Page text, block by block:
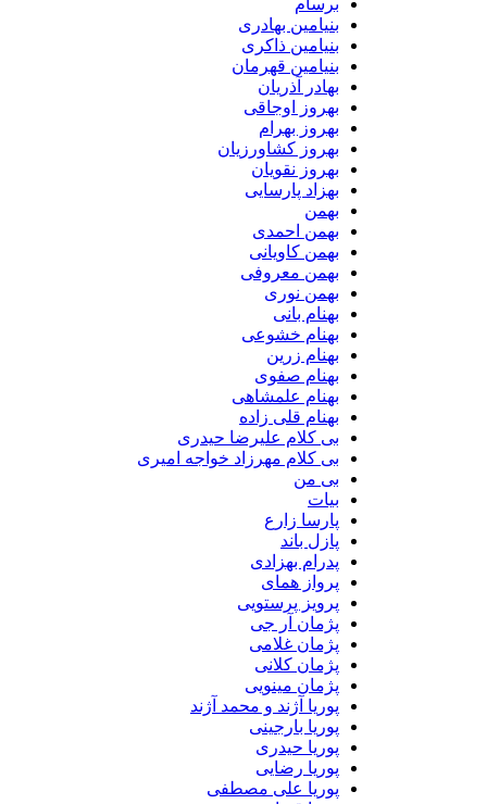
بنیامین بهادری
بنیامین ذاکری
بنیامین قهرمان
بهادر آذریان
بهروز اوجاقی
بهروز بهرام
بهروز کشاورزیان
بهروز نقویان
بهزاد پارسایی
بهمن
بهمن احمدی
بهمن کاویانی
بهمن معروفی
بهمن نوری
بهنام بانی
بهنام خشوعی
بهنام زرین
بهنام صفوی
بهنام علمشاهی
بهنام قلی زاده
بی کلام علیرضا حیدری
بی کلام مهرزاد خواجه امیری
بی من
بیات
پارسا زارع
پازل باند
پدرام بهزادی
پرواز همای
پرویز پرستویی
پژمان آر جی
پژمان غلامی
پژمان کلانی
پژمان مینویی
پوریا آژند و محمد آژند
پوریا بارجینی
پوریا حیدری
پوریا رضایی
پوریا علی مصطفی